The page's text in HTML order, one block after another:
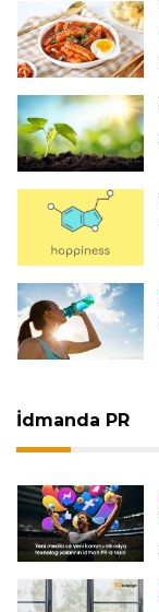
İdmanda PR